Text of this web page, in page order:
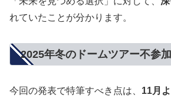
れていたことが分かります。
2025年冬のドームツアー不参
今回の発表で特筆すべき点は、 11月